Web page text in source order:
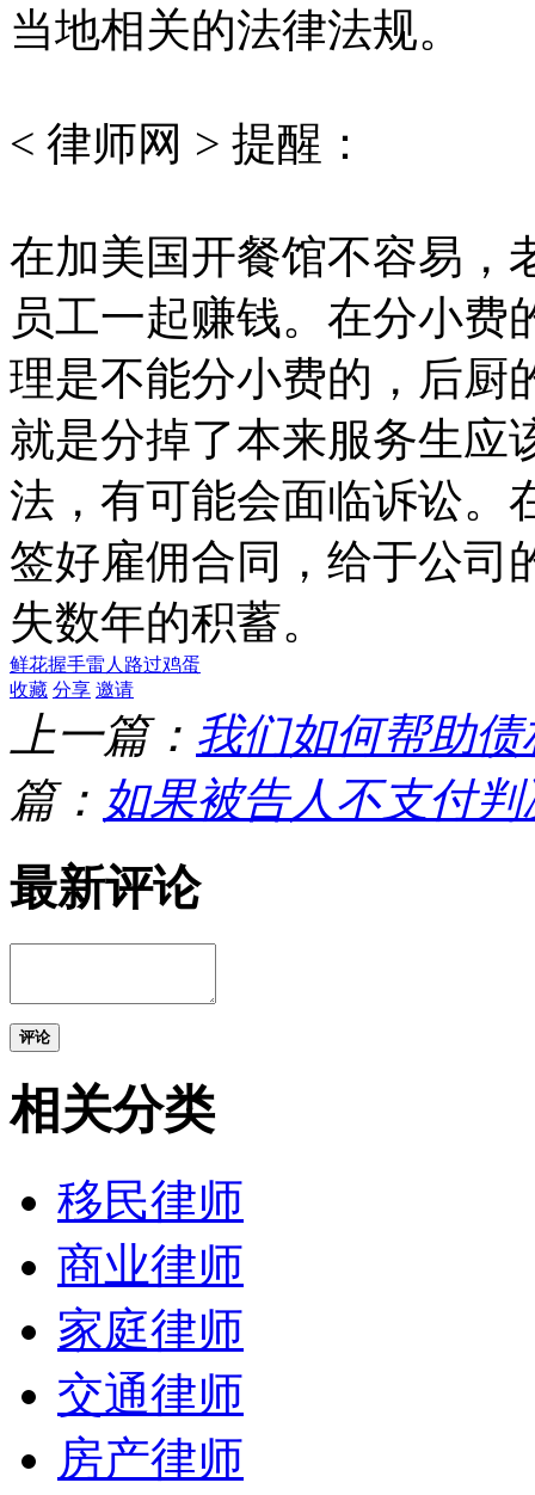
当地相关的法律法规。
< 律师网 > 提醒：
在加美国开餐馆不容易，
员工一起赚钱。在分小费
理是不能分小费的，后厨
就是分掉了本来服务生应
法，有可能会面临诉讼。
签好雇佣合同，给于公司
失数年的积蓄。
鲜花握手雷人 路过鸡蛋
收藏 分享 邀请
上一篇： 我们如何帮助
篇： 如果被告人不支付
最新评论
评论
相关分类
移民律师
商业律师
家庭律师
交通律师
房产律师